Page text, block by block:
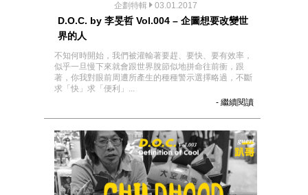
企劃特輯 03.01.2017
D.O.C. by 李旻哲 Vol.004 – 企圖想要改變世
界的人
不知何時開始，我們被灌輸著要趕、要快、要有效率，
似乎一旦慢下來就會跟世界脫節似地拼命往前衝，跟
著，你我對眼前周遭所產生的種種警示選擇略過，不斷
求「快」求「便利」...
- 繼續閱讀